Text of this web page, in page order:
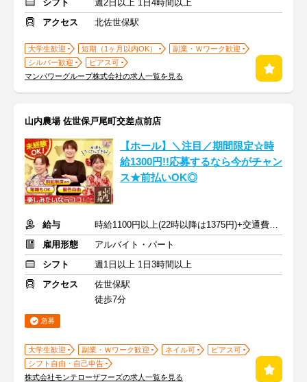
シフト
週2日以上 1日4時間以上
アクセス
北佐世保駅
大学生歓迎 短期（1ヶ月以内OK）
副業・Ｗワーク歓迎
シルバー歓迎
ピアス可
マンパワーグループ株式会社の求人一覧を見る
山内農場 佐世保戸尾町交差点前店
【ホール】＼注目／期間限定☆時
給1300円!!応募するなら今がチャン
ス★前払いOK◎
給与
時給1100円以上(22時以降は1375円)+交通費規定内支給
雇用形態
アルバイト・パート
シフト
週1日以上 1日3時間以上
アクセス
佐世保駅
徒歩7分
急募
大学生歓迎 副業・Ｗワーク歓迎 ネイル可
ピアス可
シフト自由・自己申告
株式会社モンテローザフーズの求人一覧を見る